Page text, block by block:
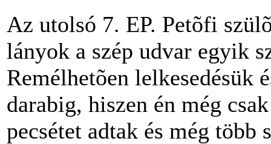
Az utolsó 7. EP. Petõfi
lányok a szép udvar egyik
Remélhetõen lelkesedésük
darabig, hiszen én még
pecsétet adtak és még